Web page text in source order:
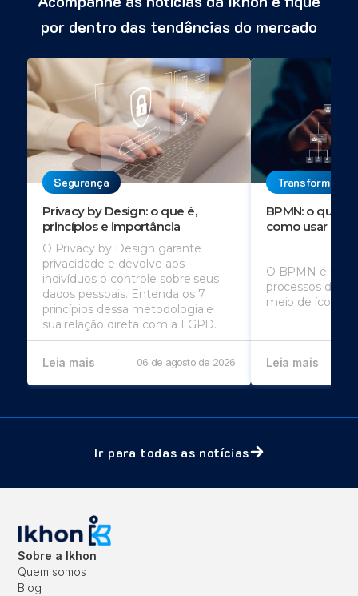
por dentro das tendências do mercado
Segurança
Privacy by Design: o que é,
princípios e importância
O Privacy by Design garante
privacidade e devolve aos
indivíduos o controle sobre seus
dados pessoais. Entenda os 7
princípios dessa metodologia e
sua relação direta com a LGPD.
Leia mais 06 de agosto de 2026
BPMN: o que
como usar
O BPMN é
processos de
meio de ícones
Leia mais
Ir para todas as notícias
Sobre a Ikhon
Quem somos
Blog